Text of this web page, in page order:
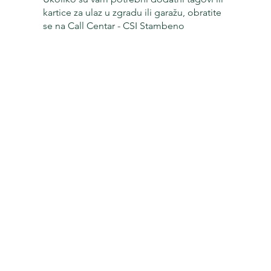
kartice za ulaz u zgradu ili garažu, obratite
se na Call Centar - CSI Stambeno